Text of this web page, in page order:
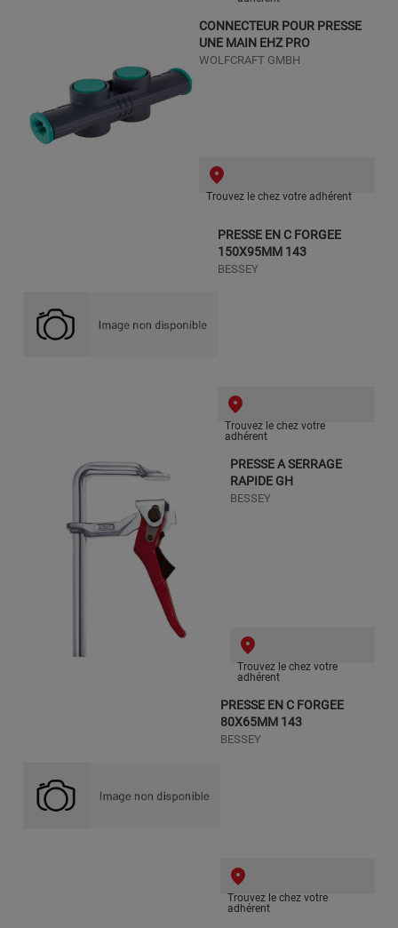
CONNECTEUR POUR PRESSE
UNE MAIN EHZ PRO
WOLFCRAFT GMBH
Trouvez le chez votre adhérent
PRESSE EN C FORGEE
150X95MM 143
BESSEY
Trouvez le chez votre
adhérent
PRESSE A SERRAGE
RAPIDE GH
BESSEY
Trouvez le chez votre
adhérent
PRESSE EN C FORGEE
80X65MM 143
BESSEY
Trouvez le chez votre
adhérent